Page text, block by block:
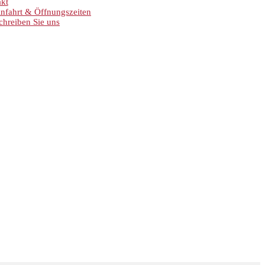
& Öffnungszeiten
Sie uns